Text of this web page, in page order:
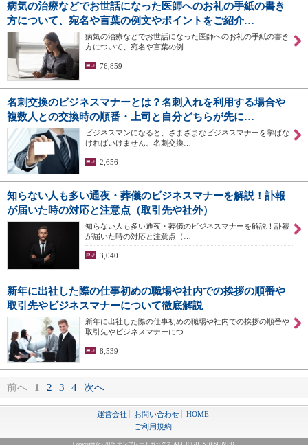
病気の治療などでお世話になった医師へのお礼の手紙の書き
方について、宛名や言葉の例文やポイントをご紹介…
病気の治療などでお世話になった医師へのお礼の手紙の書き
方について、宛名や言葉の例…
76,859
名刺交換のビジネスマナーとは？名刺入れを利用する場合や
複数人との交換時の順番・上司と自分どちらが先に…
ビジネスマンになると、さまざまなビジネスマナーを学ばな
ければいけません。名刺交換…
2,656
知らない人も多い通夜・葬儀のビジネスマナーを解説！訃報
が届いた時の対応と注意点（取引先や社外）
知らない人も多い通夜・葬儀のビジネスマナーを解説！訃報
が届いた時の対応と注意点（…
3,040
新年に出社した際の仕事初めの職場や社内での挨拶の順番や
取引先やビジネスマナーについて徹底解説
新年に出社した際の仕事初めの職場や社内での挨拶の順番や
取引先やビジネスマナーにつ…
8,539
前へ 1 2 3 4 次へ
運営会社 お問い合わせ
HOME
ご利用規約